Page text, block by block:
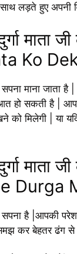
लड़ते हुए अपनी
माता
Ko
माना जाता
हो सकती है |
को मिलेगी | या
माता
Durga
है |आपकी
कर बेहतर ढंग से